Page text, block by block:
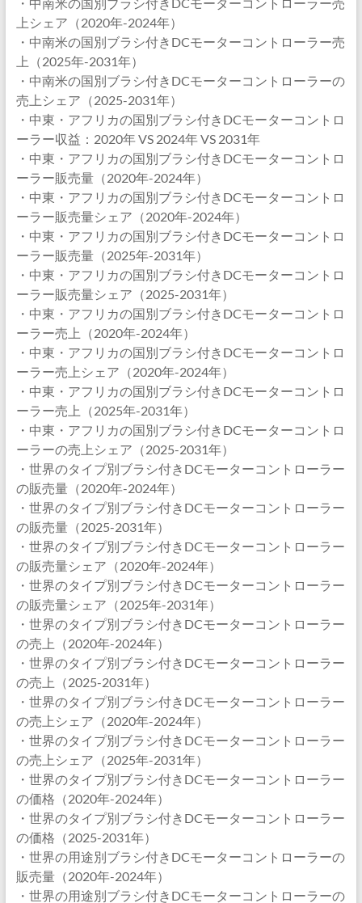
上シェア（2020年-2024年）
・中南米の国別ブラシ付きDCモーターコントローラー売
上（2025年-2031年）
・中南米の国別ブラシ付きDCモーターコントローラーの
売上シェア（2025-2031年）
・中東・アフリカの国別ブラシ付きDCモーターコントロ
ーラー収益：2020年 VS 2024年 VS 2031年
・中東・アフリカの国別ブラシ付きDCモーターコントロ
ーラー販売量（2020年-2024年）
・中東・アフリカの国別ブラシ付きDCモーターコントロ
ーラー販売量シェア（2020年-2024年）
・中東・アフリカの国別ブラシ付きDCモーターコントロ
ーラー販売量（2025年-2031年）
・中東・アフリカの国別ブラシ付きDCモーターコントロ
ーラー販売量シェア（2025-2031年）
・中東・アフリカの国別ブラシ付きDCモーターコントロ
ーラー売上（2020年-2024年）
・中東・アフリカの国別ブラシ付きDCモーターコントロ
ーラー売上シェア（2020年-2024年）
・中東・アフリカの国別ブラシ付きDCモーターコントロ
ーラー売上（2025年-2031年）
・中東・アフリカの国別ブラシ付きDCモーターコントロ
ーラーの売上シェア（2025-2031年）
・世界のタイプ別ブラシ付きDCモーターコントローラー
の販売量（2020年-2024年）
・世界のタイプ別ブラシ付きDCモーターコントローラー
の販売量（2025-2031年）
・世界のタイプ別ブラシ付きDCモーターコントローラー
の販売量シェア（2020年-2024年）
・世界のタイプ別ブラシ付きDCモーターコントローラー
の販売量シェア（2025年-2031年）
・世界のタイプ別ブラシ付きDCモーターコントローラー
の売上（2020年-2024年）
・世界のタイプ別ブラシ付きDCモーターコントローラー
の売上（2025-2031年）
・世界のタイプ別ブラシ付きDCモーターコントローラー
の売上シェア（2020年-2024年）
・世界のタイプ別ブラシ付きDCモーターコントローラー
の売上シェア（2025年-2031年）
・世界のタイプ別ブラシ付きDCモーターコントローラー
の価格（2020年-2024年）
・世界のタイプ別ブラシ付きDCモーターコントローラー
の価格（2025-2031年）
・世界の用途別ブラシ付きDCモーターコントローラーの
販売量（2020年-2024年）
・世界の用途別ブラシ付きDCモーターコントローラーの